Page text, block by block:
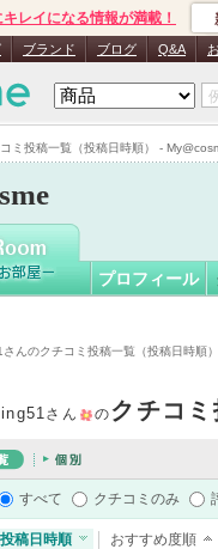
ミ投稿一覧（投稿日時順） -
レイになる情報が満載！
ブランド ブログ Q&A
プロフィール
んのクチコミ投稿一覧（投稿日時順）
さん のクチコ
すべて クチコミのみ
投稿日時順 おすすめ度順